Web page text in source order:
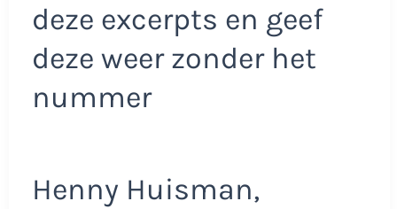
deze excerpts en geef
deze weer zonder het
nummer
Henny Huisman,